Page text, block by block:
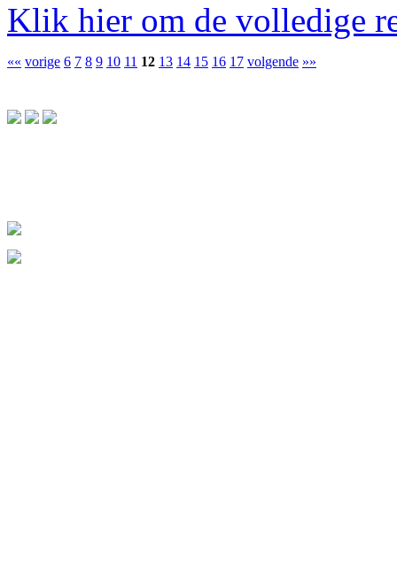
Klik hier om de volledige
«« vorige 6 7 8 9 10 11 12 13 14 15 16 17 volgende »»